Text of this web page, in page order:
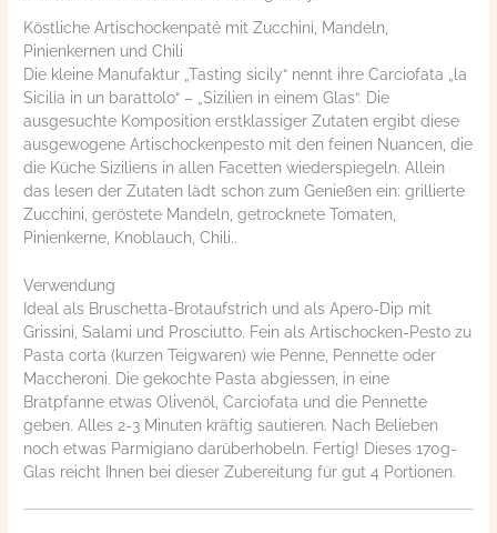
Köstliche Artischockenpaté mit Zucchini, Mandeln,
Pinienkernen und Chili
Die kleine Manufaktur „Tasting sicily“ nennt ihre Carciofata „la
Sicilia in un barattolo“ – „Sizilien in einem Glas“. Die
ausgesuchte Komposition erstklassiger Zutaten ergibt diese
ausgewogene Artischockenpesto mit den feinen Nuancen, die
die Küche Siziliens in allen Facetten wiederspiegeln. Allein
das lesen der Zutaten lädt schon zum Genießen ein: grillierte
Zucchini, geröstete Mandeln, getrocknete Tomaten,
Pinienkerne, Knoblauch, Chili..
Verwendung
Ideal als Bruschetta-Brotaufstrich und als Apero-Dip mit
Grissini, Salami und Prosciutto. Fein als Artischocken-Pesto zu
Pasta corta (kurzen Teigwaren) wie Penne, Pennette oder
Maccheroni. Die gekochte Pasta abgiessen, in eine
Bratpfanne etwas Olivenöl, Carciofata und die Pennette
geben. Alles 2-3 Minuten kräftig sautieren. Nach Belieben
noch etwas Parmigiano darüberhobeln. Fertig! Dieses 170g-
Glas reicht Ihnen bei dieser Zubereitung für gut 4 Portionen.